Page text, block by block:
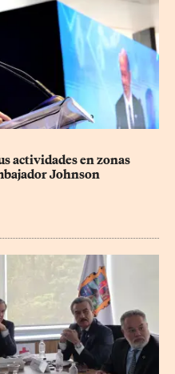
actividades en zonas
Johnson